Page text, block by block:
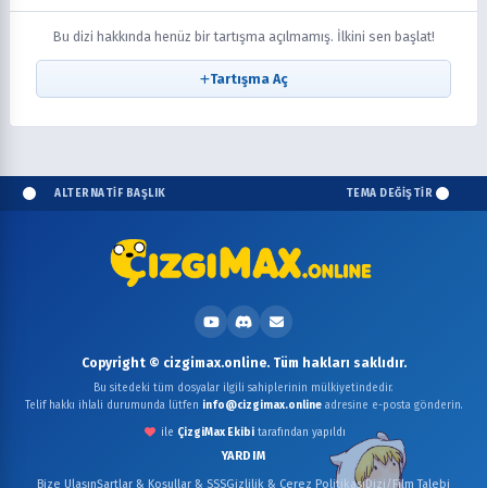
Bu dizi hakkında henüz bir tartışma açılmamış. İlkini sen başlat!
Tartışma Aç
ALTERNATİF BAŞLIK TEMA DEĞİŞTİR
YARDIM
Bize UlaşınŞartlar & Koşullar & SSSGizlilik & Çerez Politikası Dizi/Film Talebi
Copyright © cizgimax.online. Tüm hakları saklıdır.
Bu sitedeki tüm dosyalar ilgili sahiplerinin mülkiyetindedir.
Telif hakkı ihlali durumunda lütfen info@cizgimax.onlineadresine e-posta gönderin.
ile ÇizgiMax Ekibitarafından yapıldı